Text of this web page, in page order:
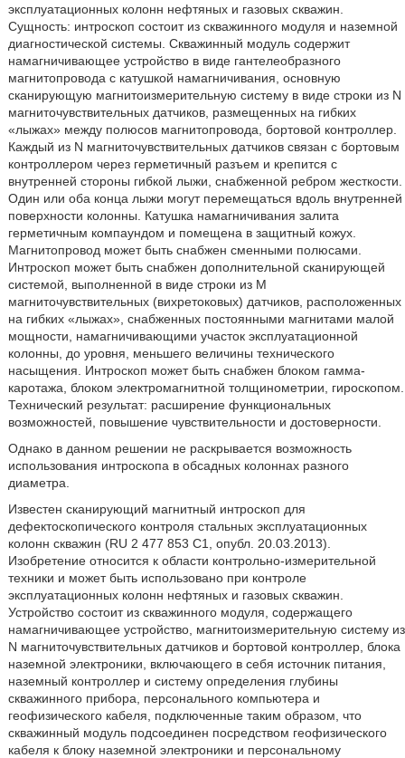
эксплуатационных колонн нефтяных и газовых скважин.
Сущность: интроскоп состоит из скважинного модуля и наземной
диагностической системы. Скважинный модуль содержит
намагничивающее устройство в виде гантелеобразного
магнитопровода с катушкой намагничивания, основную
сканирующую магнитоизмерительную систему в виде строки из N
магниточувствительных датчиков, размещенных на гибких
«лыжах» между полюсов магнитопровода, бортовой контроллер.
Каждый из N магниточувствительных датчиков связан с бортовым
контроллером через герметичный разъем и крепится с
внутренней стороны гибкой лыжи, снабженной ребром жесткости.
Один или оба конца лыжи могут перемещаться вдоль внутренней
поверхности колонны. Катушка намагничивания залита
герметичным компаундом и помещена в защитный кожух.
Магнитопровод может быть снабжен сменными полюсами.
Интроскоп может быть снабжен дополнительной сканирующей
системой, выполненной в виде строки из М
магниточувствительных (вихретоковых) датчиков, расположенных
на гибких «лыжах», снабженных постоянными магнитами малой
мощности, намагничивающими участок эксплуатационной
колонны, до уровня, меньшего величины технического
насыщения. Интроскоп может быть снабжен блоком гамма-
каротажа, блоком электромагнитной толщинометрии, гироскопом.
Технический результат: расширение функциональных
возможностей, повышение чувствительности и достоверности.
Однако в данном решении не раскрывается возможность
использования интроскопа в обсадных колоннах разного
диаметра.
Известен сканирующий магнитный интроскоп для
дефектоскопического контроля стальных эксплуатационных
колонн скважин (RU 2 477 853 C1, опубл. 20.03.2013).
Изобретение относится к области контрольно-измерительной
техники и может быть использовано при контроле
эксплуатационных колонн нефтяных и газовых скважин.
Устройство состоит из скважинного модуля, содержащего
намагничивающее устройство, магнитоизмерительную систему из
N магниточувствительных датчиков и бортовой контроллер, блока
наземной электроники, включающего в себя источник питания,
наземный контроллер и систему определения глубины
скважинного прибора, персонального компьютера и
геофизического кабеля, подключенные таким образом, что
скважинный модуль подсоединен посредством геофизического
кабеля к блоку наземной электроники и персональному